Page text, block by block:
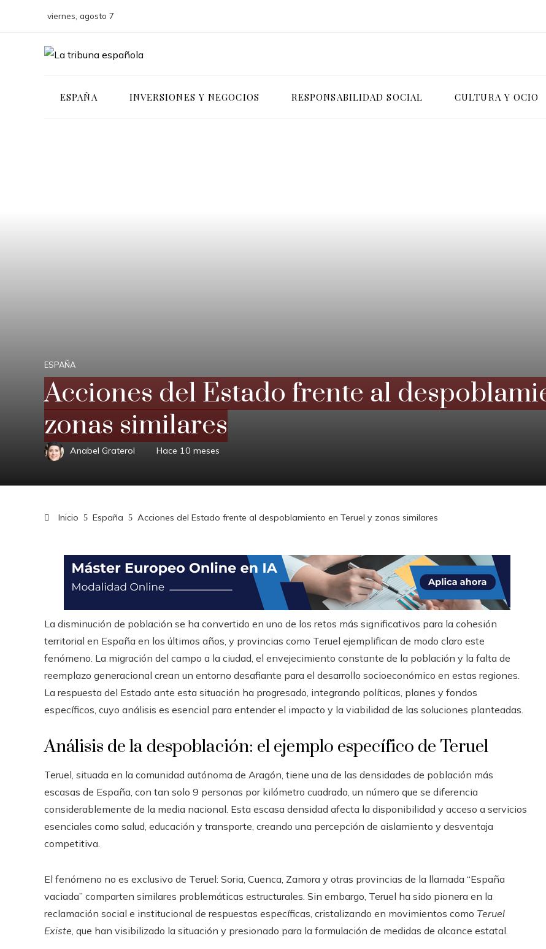
viernes, agosto 7
ESPAÑA INVERSIONES Y NEGOCIOS RESPONSABILIDAD SOCIAL CULTURA Y OCIO
ESPAÑA
Acciones del Estado frente al
zonas similares
Anabel Graterol Hace 10 meses
Inicio España Acciones del Estado frente al despoblamiento en Teruel y zonas similares
La disminución de población se ha convertido en uno de los retos más significativos para la cohesión
territorial en España en los últimos años, y provincias como Teruel ejemplifican de modo claro este
fenómeno. La migración del campo a la ciudad, el envejecimiento constante de la población y la falta de
reemplazo generacional crean un entorno desafiante para el desarrollo socioeconómico en estas regiones.
La respuesta del Estado ante esta situación ha progresado, integrando políticas, planes y fondos
específicos, cuyo análisis es esencial para entender el impacto y la viabilidad de las soluciones planteadas.
Análisis de la despoblación: el ejemplo específico de Teruel
Teruel, situada en la comunidad autónoma de Aragón, tiene una de las densidades de población más
escasas de España, con tan solo 9 personas por kilómetro cuadrado, un número que se diferencia
considerablemente de la media nacional. Esta escasa densidad afecta la disponibilidad y acceso a servicios
esenciales como salud, educación y transporte, creando una percepción de aislamiento y desventaja
competitiva.
El fenómeno no es exclusivo de Teruel: Soria, Cuenca, Zamora y otras provincias de la llamada “España
vaciada” comparten similares problemáticas estructurales. Sin embargo, Teruel ha sido pionera en la
reclamación social e institucional de respuestas específicas, cristalizando en movimientos como Teruel
Existe, que han visibilizado la situación y presionado para la formulación de medidas de alcance estatal.